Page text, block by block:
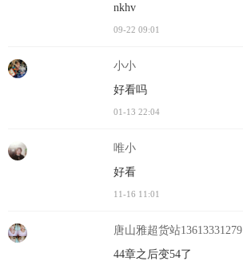
nkhv
09-22 09:01
小小
好看吗
01-13 22:04
唯小
好看
11-16 11:01
唐山雅超货站13613331279
44章之后变54了